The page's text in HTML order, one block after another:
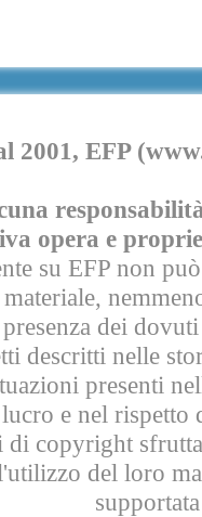
2001, EFP
opera e
su EFP non
dei
descritti nelle
presenti
e nel rispetto
copyright
del loro